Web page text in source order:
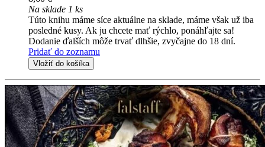
Na sklade 1 ks
Túto knihu máme síce aktuálne na sklade, máme však už iba
posledné kusy. Ak ju chcete mať rýchlo, ponáhľajte sa!
Dodanie ďalších môže trvať dlhšie, zvyčajne do 18 dní.
Pridať do zoznamu
Vložiť do košíka